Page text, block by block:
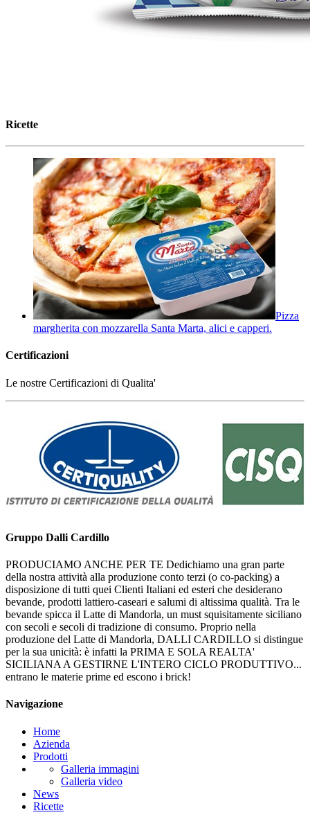
Ricette
Pizza
margherita con mozzarella Santa Marta, alici e capperi.
Certificazioni
Le nostre Certificazioni di Qualita'
Gruppo Dalli Cardillo
PRODUCIAMO ANCHE PER TE Dedichiamo una gran parte
della nostra attività alla produzione conto terzi (o co-packing) a
disposizione di tutti quei Clienti Italiani ed esteri che desiderano
bevande, prodotti lattiero-caseari e salumi di altissima qualità. Tra le
bevande spicca il Latte di Mandorla, un must squisitamente siciliano
con secoli e secoli di tradizione di consumo. Proprio nella
produzione del Latte di Mandorla, DALLI CARDILLO si distingue
per la sua unicità: è infatti la PRIMA E SOLA REALTA'
SICILIANA A GESTIRNE L'INTERO CICLO PRODUTTIVO...
entrano le materie prime ed escono i brick!
Navigazione
Home
Azienda
Prodotti
Galleria immagini
Galleria video
News
Ricette